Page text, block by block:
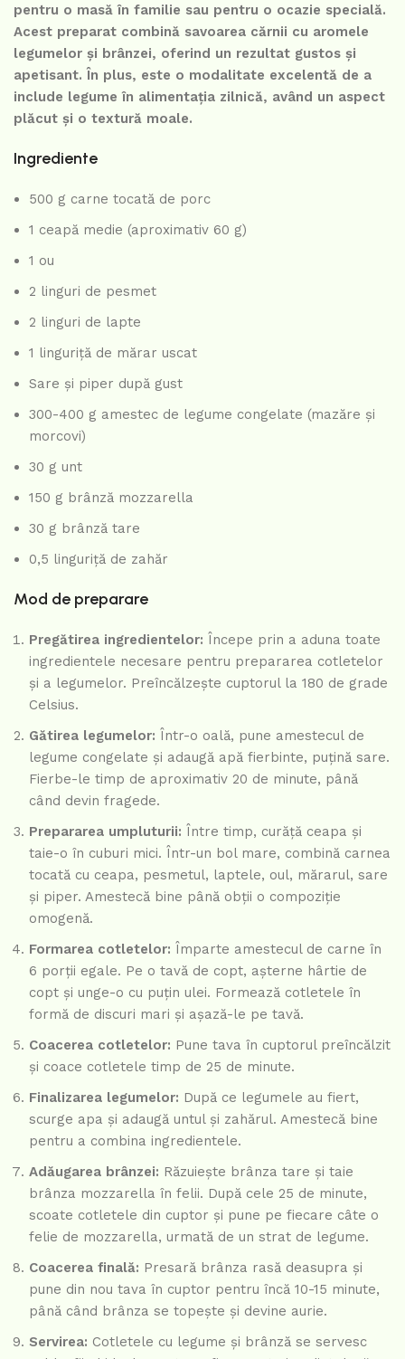
pentru o masă în familie sau pentru o ocazie specială.
Acest preparat combină savoarea cărnii cu aromele
legumelor și brânzei, oferind un rezultat gustos și
apetisant. În plus, este o modalitate excelentă de a
include legume în alimentația zilnică, având un aspect
plăcut și o textură moale.
Ingrediente
500 g carne tocată de porc
1 ceapă medie (aproximativ 60 g)
1 ou
2 linguri de pesmet
2 linguri de lapte
1 linguriță de mărar uscat
Sare și piper după gust
300-400 g amestec de legume congelate (mazăre și
morcovi)
30 g unt
150 g brânză mozzarella
30 g brânză tare
0,5 linguriță de zahăr
Mod de preparare
Pregătirea ingredientelor: Începe prin a aduna toate
ingredientele necesare pentru prepararea cotletelor
și a legumelor. Preîncălzește cuptorul la 180 de grade
Celsius.
Gătirea legumelor: Într-o oală, pune amestecul de
legume congelate și adaugă apă fierbinte, puțină sare.
Fierbe-le timp de aproximativ 20 de minute, până
când devin fragede.
Prepararea umpluturii: Între timp, curăță ceapa și
taie-o în cuburi mici. Într-un bol mare, combină carnea
tocată cu ceapa, pesmetul, laptele, oul, mărarul, sare
și piper. Amestecă bine până obții o compoziție
omogenă.
Formarea cotletelor: Împarte amestecul de carne în
6 porții egale. Pe o tavă de copt, așterne hârtie de
copt și unge-o cu puțin ulei. Formează cotletele în
formă de discuri mari și așază-le pe tavă.
Coacerea cotletelor: Pune tava în cuptorul preîncălzit
și coace cotletele timp de 25 de minute.
Finalizarea legumelor: După ce legumele au fiert,
scurge apa și adaugă untul și zahărul. Amestecă bine
pentru a combina ingredientele.
Adăugarea brânzei: Răzuiește brânza tare și taie
brânza mozzarella în felii. După cele 25 de minute,
scoate cotletele din cuptor și pune pe fiecare câte o
felie de mozzarella, urmată de un strat de legume.
Coacerea finală: Presară brânza rasă deasupra și
pune din nou tava în cuptor pentru încă 10-15 minute,
până când brânza se topește și devine aurie.
Servirea: Cotletele cu legume și brânză se servesc